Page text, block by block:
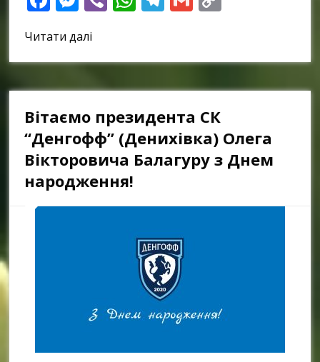
Читати далі
Вітаємо президента СК
“Денгофф” (Денихівка) Олега
Вікторовича Балагуру з Днем
народження!